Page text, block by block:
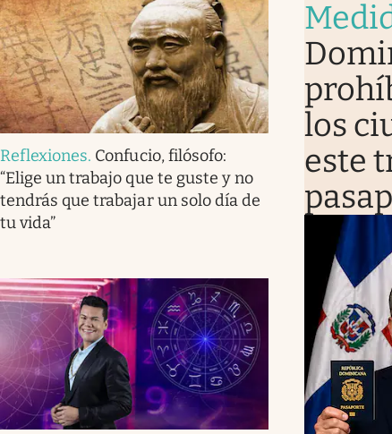
Reflexiones. Confucio, filósofo:
“Elige un trabajo que te guste y no
tendrás que trabajar un solo día de
tu vida”
los
este